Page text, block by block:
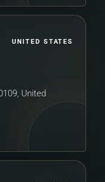
UNITED STATES
United